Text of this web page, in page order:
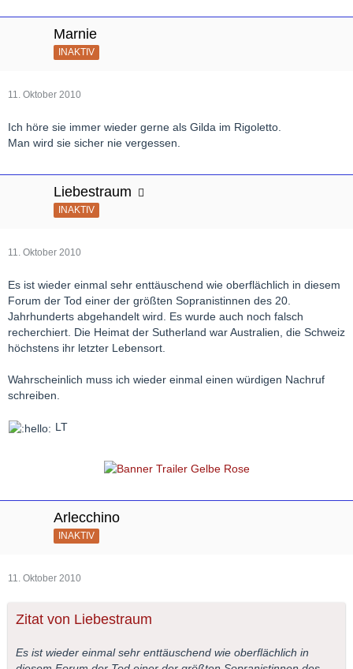
Marnie
INAKTIV
11. Oktober 2010
Ich höre sie immer wieder gerne als Gilda im Rigoletto.
Man wird sie sicher nie vergessen.
Liebestraum
INAKTIV
11. Oktober 2010
Es ist wieder einmal sehr enttäuschend wie oberflächlich in diesem
Forum der Tod einer der größten Sopranistinnen des 20.
Jahrhunderts abgehandelt wird. Es wurde auch noch falsch
recherchiert. Die Heimat der Sutherland war Australien, die Schweiz
höchstens ihr letzter Lebensort.
Wahrscheinlich muss ich wieder einmal einen würdigen Nachruf
schreiben.
LT
Arlecchino
INAKTIV
11. Oktober 2010
Zitat von Liebestraum
Es ist wieder einmal sehr enttäuschend wie oberflächlich in